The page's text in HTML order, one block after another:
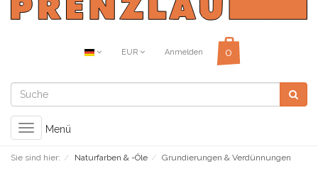
EUR Anmelden
Toggle
navigation
Menü
Sie sind hier: Naturfarben & -Öle Grundierungen & Verdünnungen